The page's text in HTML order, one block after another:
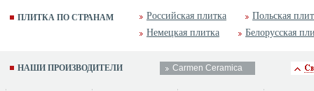
ПЛИТКА ПО СТРАНАМ Российская плитка
Польская
Немецкая плитка
Белорусская
НАШИ ПРОИЗВОДИТЕЛИ Carmen Ceramica